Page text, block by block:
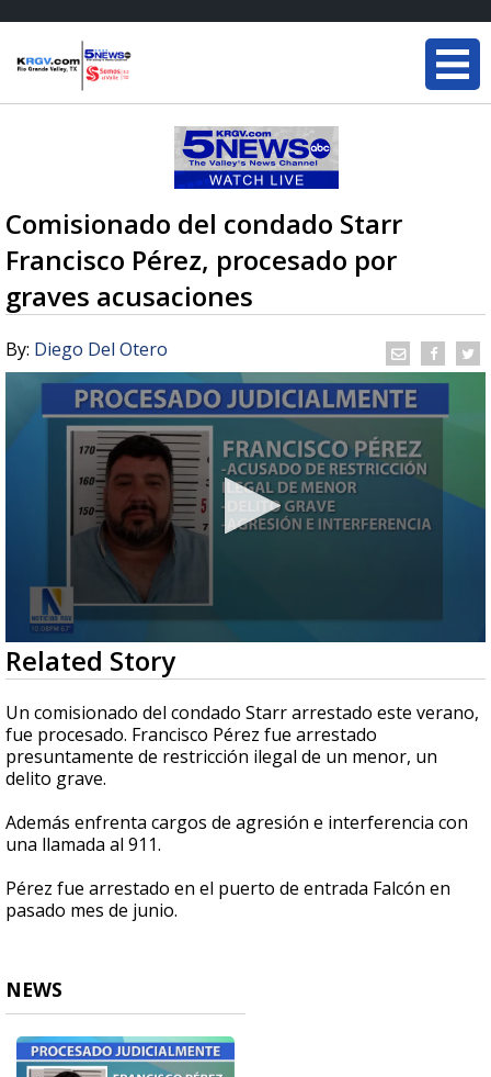
Comisionado del condado Starr
Francisco Pérez, procesado por
graves acusaciones
By: Diego Del Otero
0
seconds
of
21
seconds
Related Story
Un comisionado del condado Starr arrestado este verano,
fue procesado. Francisco Pérez fue arrestado
presuntamente de restricción ilegal de un menor, un
delito grave.
Además enfrenta cargos de agresión e interferencia con
una llamada al 911.
Pérez fue arrestado en el puerto de entrada Falcón en
pasado mes de junio.
NEWS